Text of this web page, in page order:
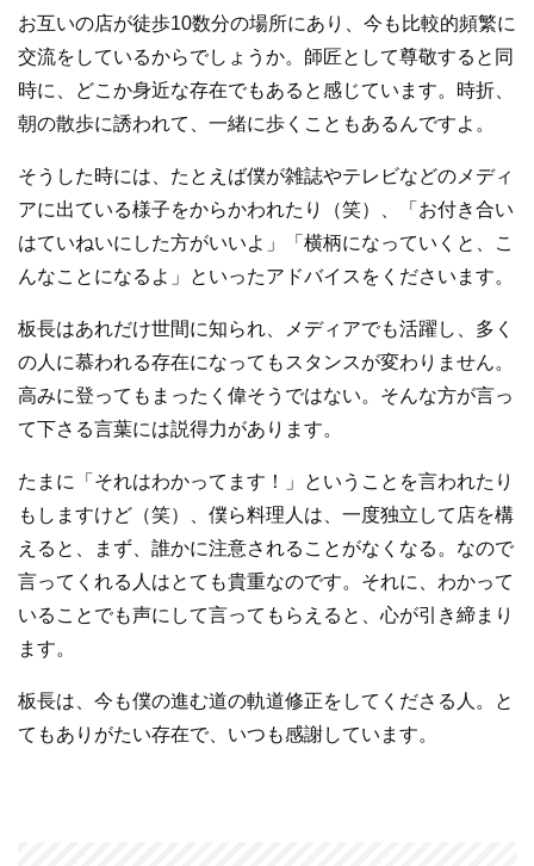
お互いの店が徒歩10数分の場所にあり、今も比較的頻繁に
交流をしているからでしょうか。師匠として尊敬すると同
時に、どこか身近な存在でもあると感じています。時折、
朝の散歩に誘われて、一緒に歩くこともあるんですよ。
そうした時には、たとえば僕が雑誌やテレビなどのメディ
アに出ている様子をからかわれたり（笑）、「お付き合い
はていねいにした方がいいよ」「横柄になっていくと、こ
んなことになるよ」といったアドバイスをくださいます。
板長はあれだけ世間に知られ、メディアでも活躍し、多く
の人に慕われる存在になってもスタンスが変わりません。
高みに登ってもまったく偉そうではない。そんな方が言っ
て下さる言葉には説得力があります。
たまに「それはわかってます！」ということを言われたり
もしますけど（笑）、僕ら料理人は、一度独立して店を構
えると、まず、誰かに注意されることがなくなる。なので
言ってくれる人はとても貴重なのです。それに、わかって
いることでも声にして言ってもらえると、心が引き締まり
ます。
板長は、今も僕の進む道の軌道修正をしてくださる人。と
てもありがたい存在で、いつも感謝しています。